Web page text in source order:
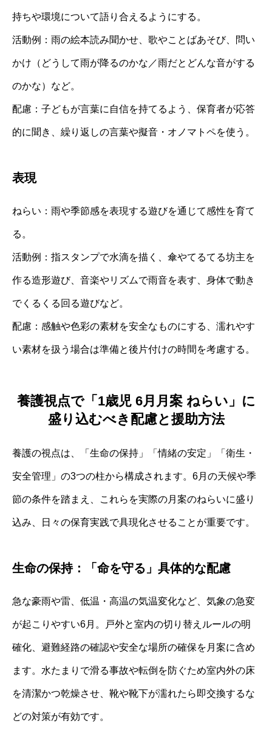
持ちや環境について語り合えるようにする。
活動例：雨の絵本読み聞かせ、歌やことばあそび、問い
かけ（どうして雨が降るのかな／雨だとどんな音がする
のかな）など。
配慮：子どもが言葉に自信を持てるよう、保育者が応答
的に聞き、繰り返しの言葉や擬音・オノマトペを使う。
表現
ねらい：雨や季節感を表現する遊びを通じて感性を育て
る。
活動例：指スタンプで水滴を描く、傘やてるてる坊主を
作る造形遊び、音楽やリズムで雨音を表す、身体で動き
でくるくる回る遊びなど。
配慮：感触や色彩の素材を安全なものにする、濡れやす
い素材を扱う場合は準備と後片付けの時間を考慮する。
養護視点で「1歳児 6月月案 ねらい」に
盛り込むべき配慮と援助方法
養護の視点は、「生命の保持」「情緒の安定」「衛生・
安全管理」の3つの柱から構成されます。6月の天候や季
節の条件を踏まえ、これらを実際の月案のねらいに盛り
込み、日々の保育実践で具現化させることが重要です。
生命の保持：「命を守る」具体的な配慮
急な豪雨や雷、低温・高温の気温変化など、気象の急変
が起こりやすい6月。戸外と室内の切り替えルールの明
確化、避難経路の確認や安全な場所の確保を月案に含め
ます。水たまりで滑る事故や転倒を防ぐため室内外の床
を清潔かつ乾燥させ、靴や靴下が濡れたら即交換するな
どの対策が有効です。